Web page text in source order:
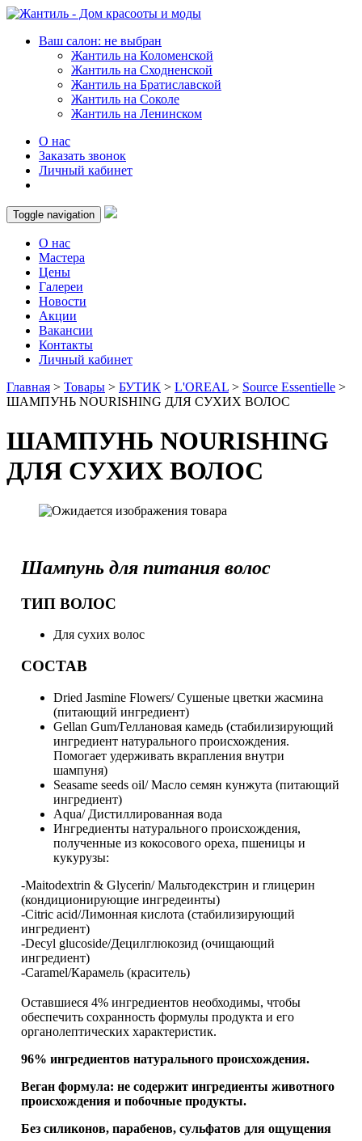
Ваш салон: не выбран
Жантиль на Коломенской
Жантиль на Сходненской
Жантиль на Братиславской
Жантиль на Соколе
Жантиль на Ленинском
О нас
Заказать звонок
Личный кабинет
Toggle navigation
О нас
Мастера
Цены
Галереи
Новости
Акции
Вакансии
Контакты
Личный кабинет
Главная > Товары > БУТИК > L'OREAL > Source Essentielle >
ШАМПУНЬ NOURISHING ДЛЯ СУХИХ ВОЛОС
ШАМПУНЬ NOURISHING
ДЛЯ СУХИХ ВОЛОС
Шампунь для питания волос
ТИП ВОЛОС
Для сухих волос
СОСТАВ
Dried Jasmine Flowers/ Сушеные цветки жасмина
(питающий ингредиент)
Gellan Gum/Геллановая камедь (стабилизирующий
ингредиент натурального происхождения.
Помогает удерживать вкрапления внутри
шампуня)
Seasame seeds oil/ Масло семян кунжута (питающий
ингредиент)
Aqua/ Дистиллированная вода
Ингредиенты натурального происхождения,
полученные из кокосового ореха, пшеницы и
кукурузы:
-Maitodextrin & Glycerin/ Мальтодекстрин и глицерин
(кондиционирующие ингредеинты)
-Citric acid/Лимонная кислота (стабилизирующий
ингредиент)
-Decyl glucoside/Децилглюкозид (очищающий
ингредиент)
-Caramel/Карамель (краситель)
Оставшиеся 4% ингредиентов необходимы, чтобы
обеспечить сохранность формулы продукта и его
органолептических характеристик.
96% ингредиентов натурального происхождения.
Веган формула: не содержит ингредиенты животного
происхождения и побочные продукты.
Без силиконов, парабенов, сульфатов для ощущения